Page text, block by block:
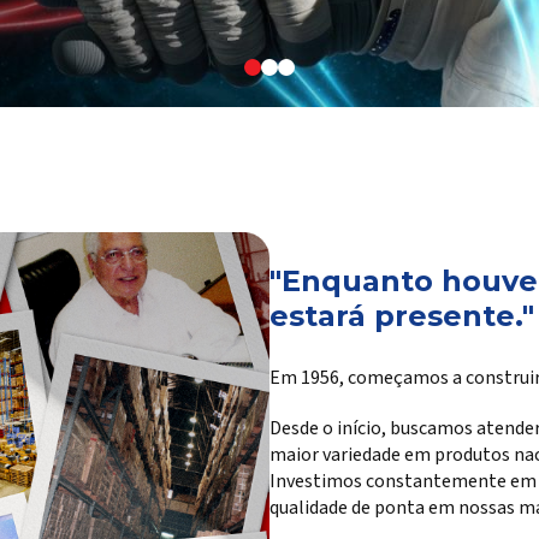
"Enquanto
estará presente."
Em 1956, começamos a
Desde o início, buscamos
maior variedade em produtos
Investimos constantemente
qualidade de ponta em nossas